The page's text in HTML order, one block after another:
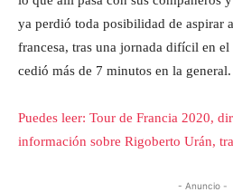
ya perdió toda posibilidad de aspirar
francesa, tras una jornada difícil en
cedió más de 7 minutos en la general.
Puedes leer: Tour de Francia 2020,
información sobre Rigoberto Urán,
- Anuncio -